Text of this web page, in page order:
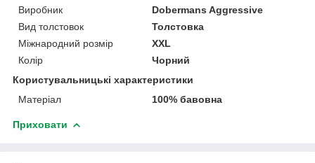
Виробник
Dobermans Aggressive
Вид толстовок
Толстовка
Міжнародний розмір
XXL
Колір
Чорний
Користувальницькі характеристики
Матеріал
100% бавовна
Приховати